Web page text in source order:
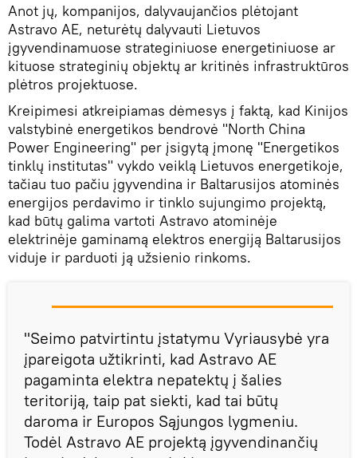
Anot jų, kompanijos, dalyvaujančios plėtojant
Astravo AE, neturėtų dalyvauti Lietuvos
įgyvendinamuose strateginiuose energetiniuose ar
kituose strateginių objektų ar kritinės infrastruktūros
plėtros projektuose.
Kreipimesi atkreipiamas dėmesys į faktą, kad Kinijos
valstybinė energetikos bendrovė "North China
Power Engineering" per įsigytą įmonę "Energetikos
tinklų institutas" vykdo veiklą Lietuvos energetikoje,
tačiau tuo pačiu įgyvendina ir Baltarusijos atominės
energijos perdavimo ir tinklo sujungimo projektą,
kad būtų galima vartoti Astravo atominėje
elektrinėje gaminamą elektros energiją Baltarusijos
viduje ir parduoti ją užsienio rinkoms.
"Seimo patvirtintu įstatymu Vyriausybė yra
įpareigota užtikrinti, kad Astravo AE
pagaminta elektra nepatektų į šalies
teritoriją, taip pat siekti, kad tai būtų
daroma ir Europos Sąjungos lygmeniu.
Todėl Astravo AE projektą įgyvendinančių